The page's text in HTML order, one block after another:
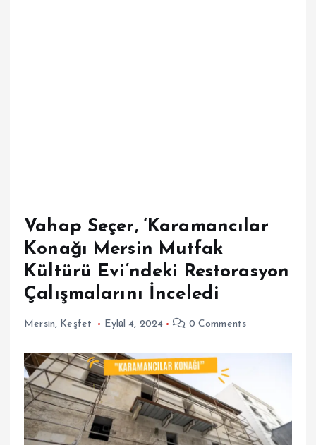
Vahap Seçer, ‘Karamancılar
Konağı Mersin Mutfak
Kültürü Evi’ndeki Restorasyon
Çalışmalarını İnceledi
Mersin, Keşfet Eylül 4, 2024 0 Comments